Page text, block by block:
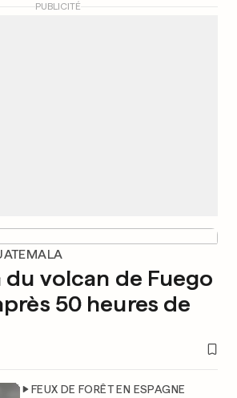
PUBLICITÉ
du volcan de Fuego
50 heures de
FEUX DE FORÊT EN ESPAGNE